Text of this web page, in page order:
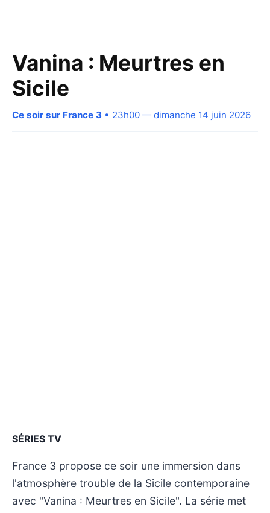
Vanina : Meurtres en
Sicile
Ce soir sur France 3 • 23h00 — dimanche 14 juin 2026
SÉRIES TV
France 3 propose ce soir une immersion dans
l'atmosphère trouble de la Sicile contemporaine
avec "Vanina : Meurtres en Sicile". La série met